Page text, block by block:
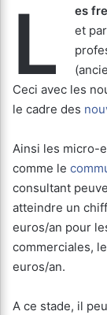
L
es
et
Ceci avec les
le cadre des
Ainsi les micro-
comme le
consultant
atteindre un
euros/an pour
commerciales,
euros/an.
A ce stade, il